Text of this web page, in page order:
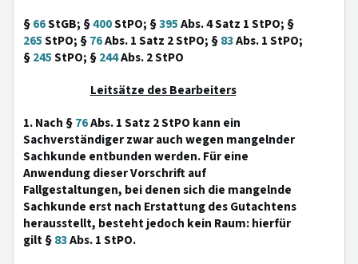
§66StGB; §400StPO; §395Abs. 4 Satz 1 StPO; §
265StPO; §76Abs. 1 Satz 2 StPO; §83Abs. 1 StPO;
§245StPO; §244Abs. 2 StPO
Leitsätze des Bearbeiters
1. Nach §76Abs. 1 Satz 2 StPO kann ein
Sachverständiger zwar auch wegen mangelnder
Sachkunde entbunden werden. Für eine
Anwendung dieser Vorschrift auf
Fallgestaltungen, bei denen sich die mangelnde
Sachkunde erst nach Erstattung des Gutachtens
herausstellt, besteht jedoch kein Raum: hierfür
gilt §83Abs. 1 StPO.